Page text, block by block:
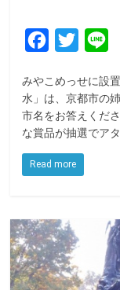
c
e
b
o
T
i
t
t
e
n
e
みやこめっせに設
水」は、京都市の
市名をお答えくだ
な賞品が抽選でア
Read more